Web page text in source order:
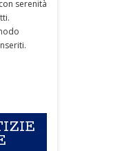
serenità